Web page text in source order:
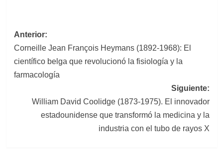
Navegación
de
entradas
Anterior:
Corneille Jean François Heymans (1892-1968): El
científico belga que revolucionó la fisiología y la
farmacología
Siguiente:
William David Coolidge (1873-1975). El innovador
estadounidense que transformó la medicina y la
industria con el tubo de rayos X